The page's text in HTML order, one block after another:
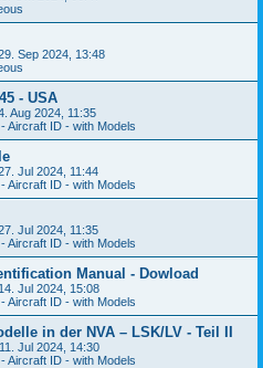
Sep 2024, 13:48
- USA
Aug 2024, 11:35
Aircraft ID - with Models
Jul 2024, 11:44
Aircraft ID - with Models
Jul 2024, 11:35
Aircraft ID - with Models
Manual - Dowload
Jul 2024, 15:08
Aircraft ID - with Models
in der NVA – LSK/LV - Teil II
Jul 2024, 14:30
Aircraft ID - with Models